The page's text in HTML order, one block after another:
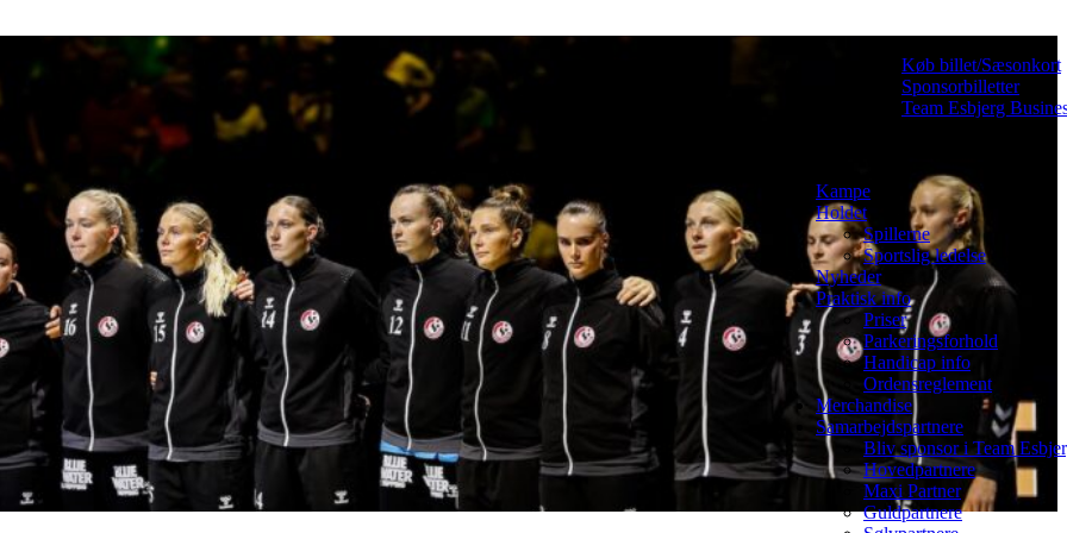
Køb billet/Sæsonkort
Sponsorbilletter
Team Esbjerg
Kampe
Holdet
Spillerne
Sportslig ledelse
Nyheder
Praktisk info
Priser
Parkeringsforhold
Handicap info
Ordensreglement
Merchandise
Samarbejdspartnere
Bliv sponsor i Team
Hovedpartnere
Maxi Partner
Guldpartnere